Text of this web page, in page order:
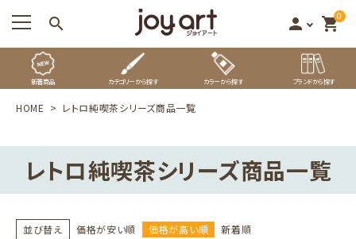
search person 0
shopping_cart
新着商品 カテゴリーから探す カラーから探す ブランドから探す
HOME レトロ純喫茶シリーズ商品一覧
レトロ純喫茶シリーズ商品一覧
並び替え 価格が安い順 価格が高い順 新着順